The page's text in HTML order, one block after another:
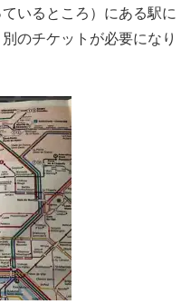
いるところ）にある駅に
のチケットが必要になり